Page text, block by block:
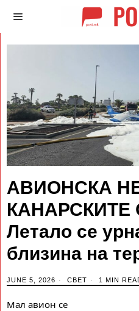
АВИОНСКА
КАНАРСКИТЕ
Летало се
близина на
JUNE 5, 2026 СВЕТ 1 MIN
Мал авион се